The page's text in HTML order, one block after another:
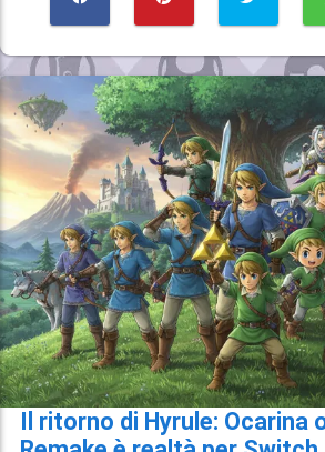
Il ritorno di Hyrule: Ocarina